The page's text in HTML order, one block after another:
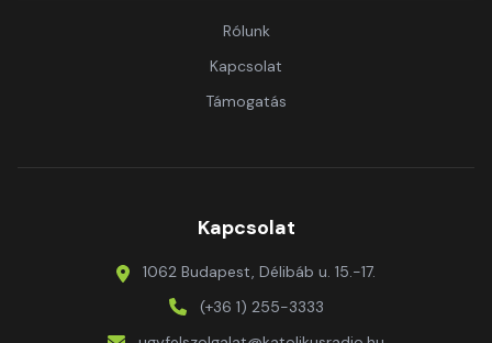
Rólunk
Kapcsolat
Támogatás
Kapcsolat
1062 Budapest, Délibáb u. 15.-17.
(+36 1) 255-3333